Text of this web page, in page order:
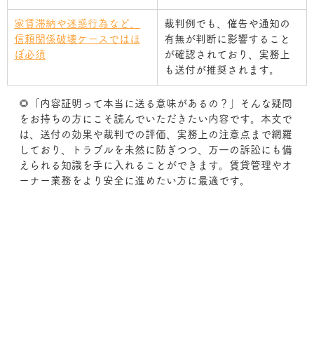
家賃滞納や迷惑行為など、
信頼関係破壊ケースではほ
ぼ必須
裁判例でも、催告や通知の
有無が判断に影響すること
が確認されており、実務上
も送付が推奨されます。
🌻「内容証明って本当に送る意味があるの？」そんな疑問
をお持ちの方にこそ読んでいただきたい内容です。本文で
は、送付の効果や裁判での評価、実務上の注意点まで網羅
しており、トラブルを未然に防ぎつつ、万一の訴訟にも備
えられる知識を手に入れることができます。賃貸管理やオ
ーナー業務をより安全に進めたい方に最適です。